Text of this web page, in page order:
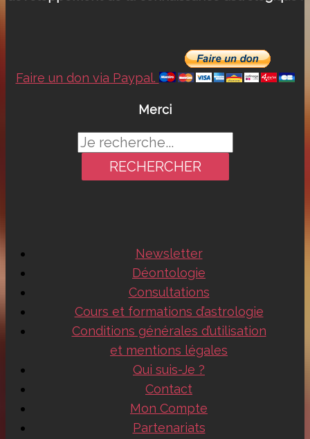
Faire un don via Paypal.
Merci
Rechercher :
Newsletter
Déontologie
Consultations
Cours et formations d’astrologie
Conditions générales d’utilisation
et mentions légales
Qui suis-Je ?
Contact
Mon Compte
Partenariats